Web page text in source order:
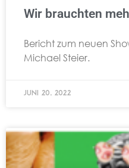
Wir brauchten
Bericht zum neuen
Michael Steier.
Juni 20, 2022